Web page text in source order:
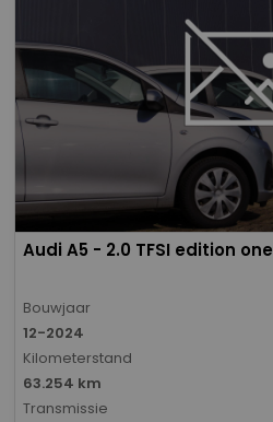
Audi A5 - 2.0 TFSI edition one
Bouwjaar
12-2024
Kilometerstand
63.254 km
Transmissie